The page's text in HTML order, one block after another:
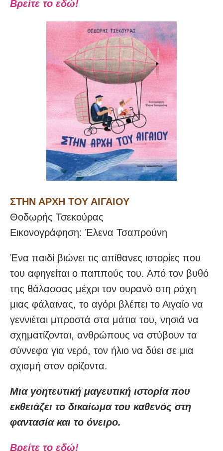
Βρείτε το εδώ!
ΣΤΗΝ ΑΡΧΗ ΤΟΥ ΑΙΓΑΙΟΥ
Θοδωρής Τσεκούρας
Εικονογράφηση: Έλενα Τσαπρούνη
Ένα παιδί βιώνει τις απίθανες ιστορίες που
του αφηγείται ο παππούς του. Από τον βυθό
της θάλασσας μέχρι τον ουρανό στη ράχη
μιας φάλαινας, το αγόρι βλέπει το Αιγαίο να
γεννιέται μπροστά στα μάτια του, νησιά να
σχηματίζονται, ανθρώπους να στύβουν τα
σύννεφα για νερό, τον ήλιο να δύει σε μια
σχισμή στον ορίζοντα.
Μια γοητευτική μαγευτική ιστορία που
εκθειάζει το δικαίωμα του καθενός στη
φαντασία και το όνειρο.
Βρείτε το εδώ!